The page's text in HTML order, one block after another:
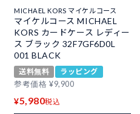
MICHAEL KORS マイケルコース
マイケルコース MICHAEL
KORS カードケース レディー
ス ブラック 32F7GF6D0L
001 BLACK
送料無料
ラッピング
参考価格 ¥9,900
¥5,980税込